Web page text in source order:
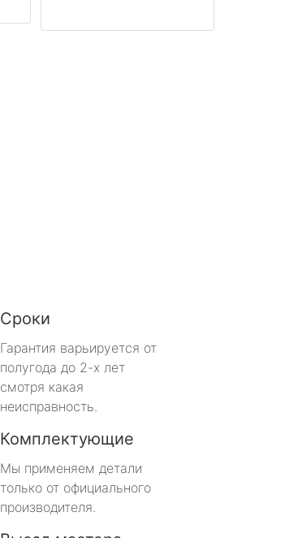
Сроки
Гарантия варьируется от
полугода до 2-х лет
смотря какая
неисправность.
Комплектующие
Мы применяем детали
только от официального
производителя.